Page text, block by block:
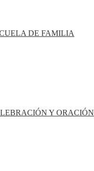
DE FAMILIA
Y ORACIÓN